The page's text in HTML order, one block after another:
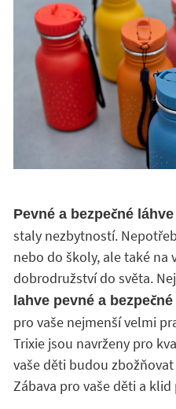
Pevné a bezpečné láhve
staly nezbytností.
nebo do školy, ale také na
dobrodružství do světa.
lahve pevné a bezpečné
pro vaše nejmenší velmi
Trixie jsou navrženy pro
vaše děti budou
Zábava pro vaše děti a klid